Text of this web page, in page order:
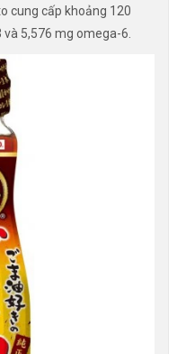
cung cấp khoảng 120
5,576 mg omega-6.